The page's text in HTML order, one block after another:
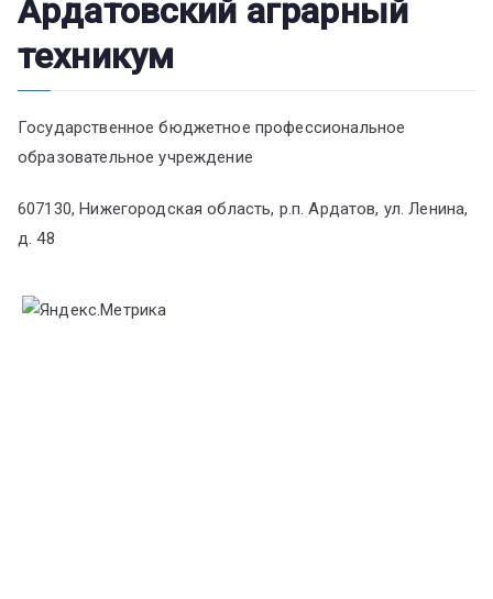
Ардатовский аграрный
техникум
Государственное бюджетное профессиональное
образовательное учреждение
607130, Нижегородская область, р.п. Ардатов, ул. Ленина,
д. 48